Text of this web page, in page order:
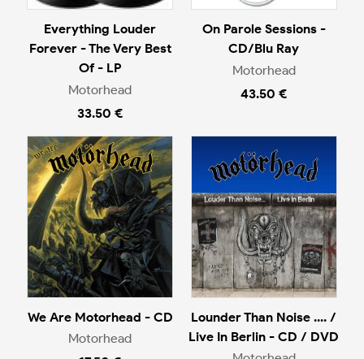
Everything Louder
Forever - The Very Best
Of - LP
Motorhead
33.50 €
On Parole Sessions -
CD/Blu Ray
Motorhead
43.50 €
We Are Motorhead - CD
Motorhead
Lounder Than Noise .... /
Live In Berlin - CD / DVD